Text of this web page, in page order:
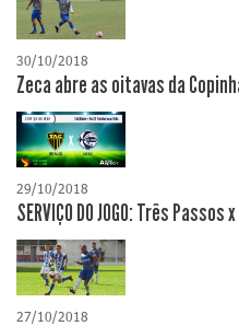
30/10/2018
Zeca abre as oitavas da
29/10/2018
SERVIÇO DO JOGO: Três Passos
27/10/2018